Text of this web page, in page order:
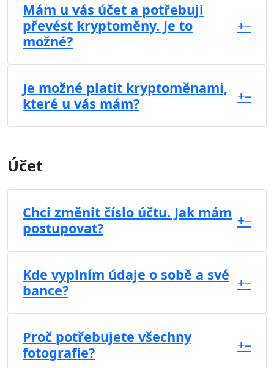
Mám u vás účet a potřebuji
převést kryptoměny. Je to
možné?
+–
Je možné platit kryptoměnami,
které u vás mám?
+–
Účet
Chci změnit číslo účtu. Jak mám
postupovat?
+–
Kde vyplním údaje o sobě a své
bance?
+–
Proč potřebujete všechny
fotografie?
+–